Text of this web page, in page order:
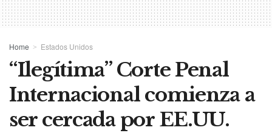
Home Estados Unidos
“Ilegítima” Corte Penal
Internacional comienza a
ser cercada por EE.UU.